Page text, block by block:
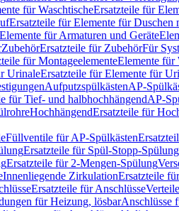
für WaschtischeErsatzteile für
Ersatzteile für Elemente für Duschen
für Armaturen und Geräte
ZubehörErsatzteile für ZubehörFür
für MontageelementeElemente für
UrinaleErsatzteile für Elemente für
AufputzspülkästenAP-
für Tief- und halbhochhängendAP-
HochhängendErsatzteile für
Füllventile für AP-Spülkästen
Ersatzteile für Spül-Stopp-Spülung
Ersatzteile für 2-Mengen-Spülung
Innenliegende ZirkulationErsatzteile
Ersatzteile für Anschlüsse
für Heizung, lösbarAnschlüsse